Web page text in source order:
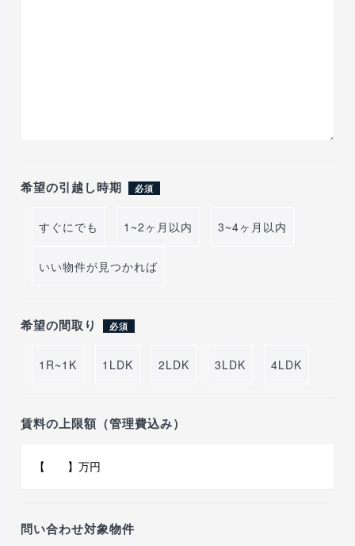
希望の引越し時期 必須
すぐにでも 1~2ヶ月以内 3~4ヶ月以内
いい物件が見つかれば
希望の間取り 必須
1R~1K 1LDK 2LDK 3LDK 4LDK
賃料の上限額（管理費込み）
問い合わせ対象物件